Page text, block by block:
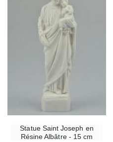
Statue Saint Joseph en
Résine Albâtre - 15 cm